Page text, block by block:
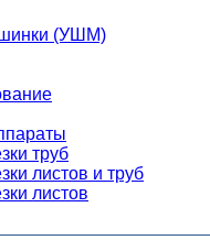
(УШМ)
труб
листов и труб
листов